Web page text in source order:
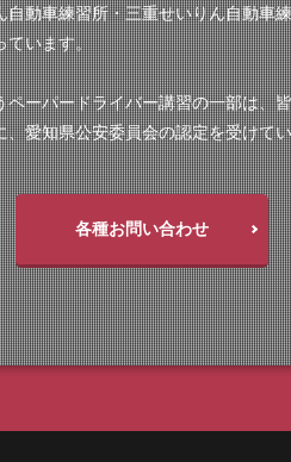
自動車練習所・三重せいりん自動車
ています。
ペーパードライバー講習の一部は、
、愛知県公安委員会の認定を受けて
各種お問い合わせ